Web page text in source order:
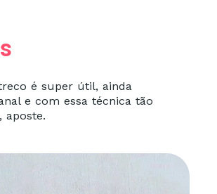
é super útil, ainda
e com essa técnica tão
aposte.